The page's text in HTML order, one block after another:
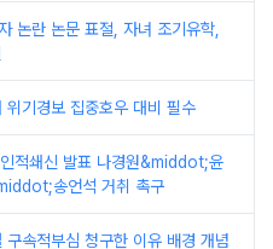
논란 논문 표절, 자녀 조기유학,
기경보 집중호우 대비 필수
적쇄신 발표 나경원&middot;윤
송언석 거취 촉구
구속적부심 청구한 이유 배경 개념